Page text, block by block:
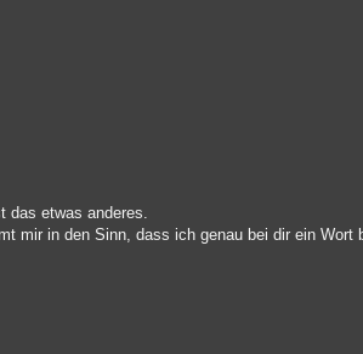
das etwas anderes.
mir in den Sinn, dass ich genau bei dir ein